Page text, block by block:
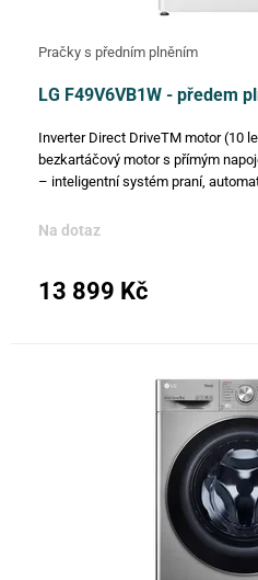
Pračky s předním plněním
LG F49V6VB1W - předem
Inverter Direct DriveTM motor (10
bezkartáčový motor s přímým
– inteligentní systém praní,
Na dotaz
13 899 Kč